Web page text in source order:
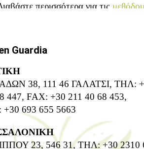
περισσότερα για τις
Guardia
38, 111 46 ΓΑΛΑΤΣΙ, ΤΗΛ:
447, FAX: +30 211 40 68 453,
+30 693 655 5663
23, 546 31, ΤΗΛ: +30 2310